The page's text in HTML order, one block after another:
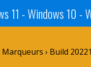
Marqueurs › Build 20221